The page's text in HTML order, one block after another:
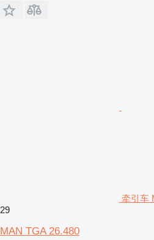
牵引车
29
MAN TGA 26.480